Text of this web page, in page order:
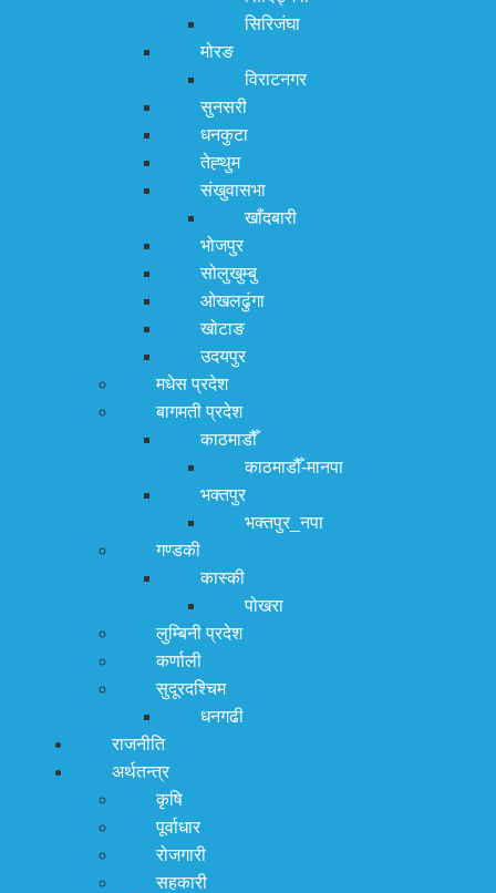
सिरिजंघा
मोरङ
विराटनगर
सुनसरी
धनकुटा
तेह्थुम
संखुवासभा
खाँदबारी
भोजपुर
सोलुखुम्बु
ओखलढुंगा
खोटाङ
उदयपुर
मधेस प्रदेश
बागमती प्रदेश
काठमाडौँ
काठमाडौँ-मानपा
भक्तपुर
भक्तपुर_नपा
गण्डकी
कास्की
पोखरा
लुम्बिनी प्रदेश
कर्णाली
सुदूरदश्चिम
धनगढी
राजनीति
अर्थतन्त्र
कृषि
पूर्वाधार
रोजगारी
सहकारी